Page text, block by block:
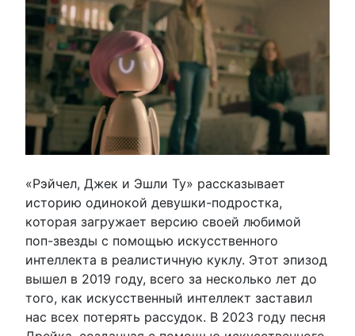
«Рэйчел, Джек и Эшли Ту» рассказывает
историю одинокой девушки-подростка,
которая загружает версию своей любимой
поп-звезды с помощью искусственного
интеллекта в реалистичную куклу. Этот эпизод
вышел в 2019 году, всего за несколько лет до
того, как искусственный интеллект заставил
нас всех потерять рассудок. В 2023 году песня